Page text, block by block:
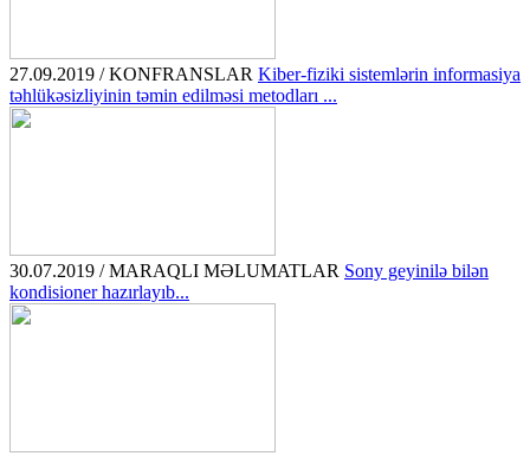
27.09.2019 / KONFRANSLAR Kiber-fiziki sistemlərin informasiya
təhlükəsizliyinin təmin edilməsi metodları ...
30.07.2019 / MARAQLI MƏLUMATLAR Sony geyinilə bilən
kondisioner hazırlayıb...